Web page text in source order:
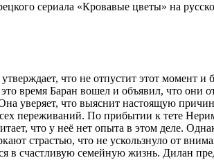
сериала «Кровавые цветы» на
что не отпустит этот
время Баран вошел и объявил, что они
уверяет, что выяснит настоящую
переживаний. По прибытии к тете
что у неё нет опыта в этом деле.
страстью, что не ускользнуло от
счастливую семейную жизнь. Дилан